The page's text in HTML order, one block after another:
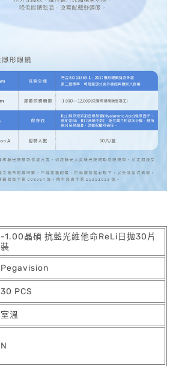
-1.00晶碩 抗藍光維他命ReLi日拋30片
裝
Pegavision
30 PCS
室溫
N